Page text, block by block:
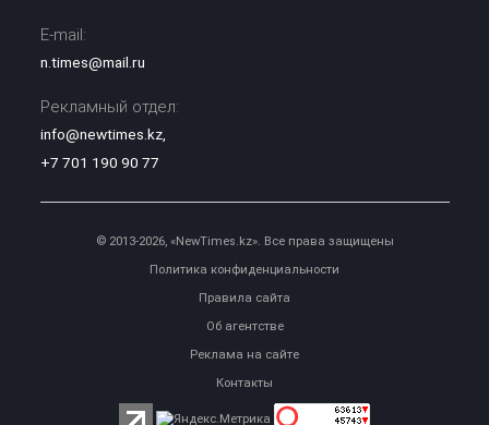
E-mail:
n.times@mail.ru
Рекламный отдел:
info@newtimes.kz,
+7 701 190 90 77
© 2013-2026, «NewTimes.kz». Все права защищены
Политика конфиденциальности
Правила сайта
Об агентстве
Реклама на сайте
Контакты